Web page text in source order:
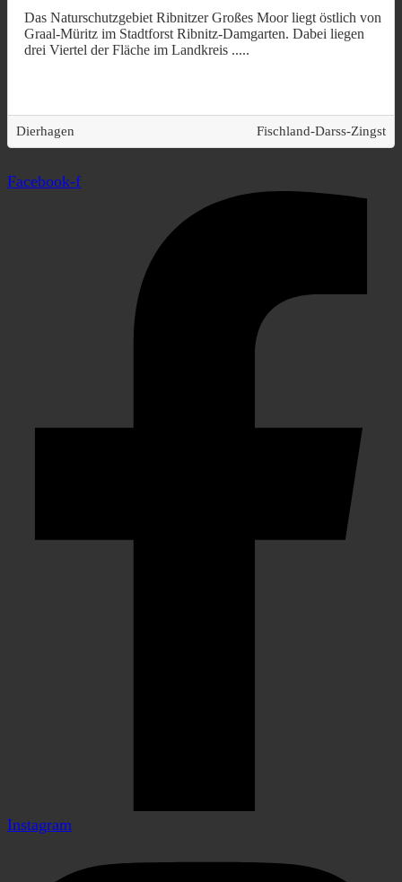
Das Naturschutzgebiet Ribnitzer Großes Moor liegt östlich von
Graal-Müritz im Stadtforst Ribnitz-Damgarten. Dabei liegen
drei Viertel der Fläche im Landkreis .....
Dierhagen Fischland-Darss-Zingst
Facebook-f
Instagram